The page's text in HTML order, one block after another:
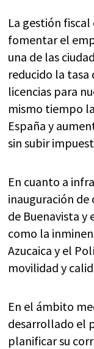
La gestión fiscal
fomentar el
una de las
reducido la tasa
licencias para
mismo tiempo
España y
sin subir
En cuanto a
inauguración
de Buenavista
como la
Azucaica y el
movilidad y
En el ámbito
desarrollado el
planificar su